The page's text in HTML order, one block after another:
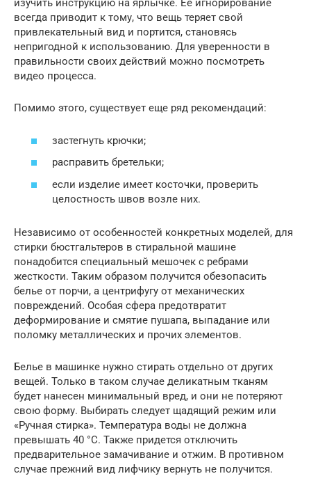
изучить инструкцию на ярлычке. Ее игнорирование
всегда приводит к тому, что вещь теряет свой
привлекательный вид и портится, становясь
непригодной к использованию. Для уверенности в
правильности своих действий можно посмотреть
видео процесса.
Помимо этого, существует еще ряд рекомендаций:
застегнуть крючки;
расправить бретельки;
если изделие имеет косточки, проверить
целостность швов возле них.
Независимо от особенностей конкретных моделей, для
стирки бюстгальтеров в стиральной машине
понадобится специальный мешочек с ребрами
жесткости. Таким образом получится обезопасить
белье от порчи, а центрифугу от механических
повреждений. Особая сфера предотвратит
деформирование и смятие пушапа, выпадание или
поломку металлических и прочих элементов.
Белье в машинке нужно стирать отдельно от других
вещей. Только в таком случае деликатным тканям
будет нанесен минимальный вред, и они не потеряют
свою форму. Выбирать следует щадящий режим или
«Ручная стирка». Температура воды не должна
превышать 40 °С. Также придется отключить
предварительное замачивание и отжим. В противном
случае прежний вид лифчику вернуть не получится.